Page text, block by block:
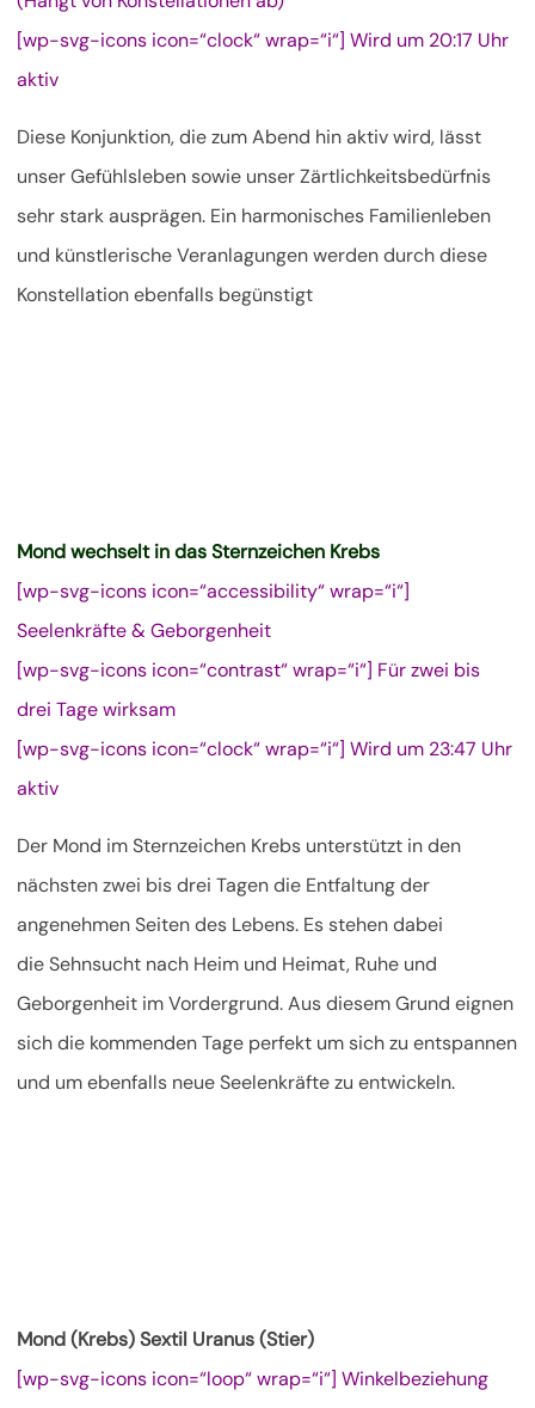
[wp-svg-icons icon=“clock“ wrap=“i“] Wird um 20:17 Uhr
aktiv
Diese Konjunktion, die zum Abend hin aktiv wird, lässt
unser Gefühlsleben sowie unser Zärtlichkeitsbedürfnis
sehr stark ausprägen. Ein harmonisches Familienleben
und künstlerische Veranlagungen werden durch diese
Konstellation ebenfalls begünstigt
Mond wechselt in das Sternzeichen Krebs
[wp-svg-icons icon=“accessibility“ wrap=“i“]
Seelenkräfte & Geborgenheit
[wp-svg-icons icon=“contrast“ wrap=“i“] Für zwei bis
drei Tage wirksam
[wp-svg-icons icon=“clock“ wrap=“i“] Wird um 23:47 Uhr
aktiv
Der Mond im Sternzeichen Krebs unterstützt in den
nächsten zwei bis drei Tagen die Entfaltung der
angenehmen Seiten des Lebens. Es stehen dabei
die Sehnsucht nach Heim und Heimat, Ruhe und
Geborgenheit im Vordergrund. Aus diesem Grund eignen
sich die kommenden Tage perfekt um sich zu entspannen
und um ebenfalls neue Seelenkräfte zu entwickeln.
Mond (Krebs) Sextil Uranus (Stier)
[wp-svg-icons icon=“loop“ wrap=“i“] Winkelbeziehung